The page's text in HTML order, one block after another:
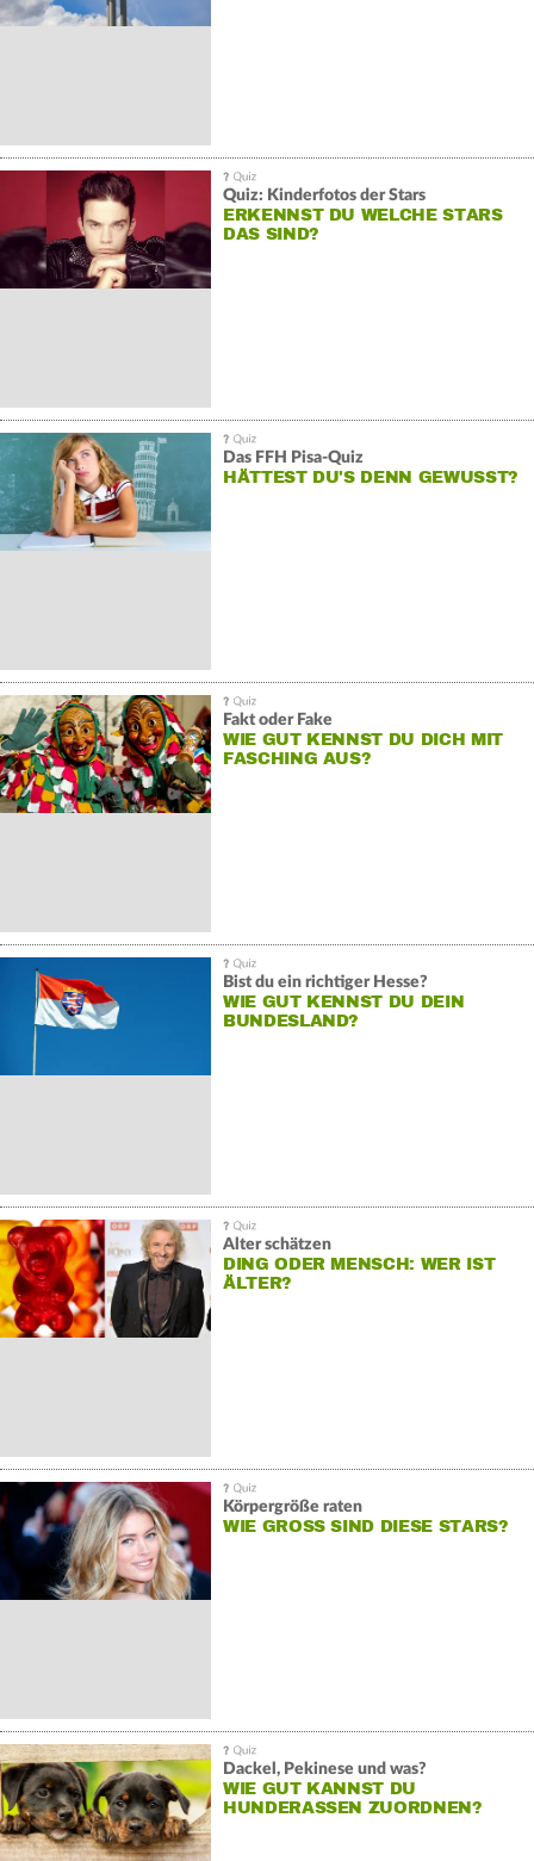
Quiz: Kinderfotos der Stars
ERKENNST DU WELCHE STARS
DAS SIND?
Das FFH Pisa-Quiz
HÄTTEST DU'S DENN GEWUSST?
Fakt oder Fake
WIE GUT KENNST DU DICH MIT
FASCHING AUS?
Bist du ein richtiger Hesse?
WIE GUT KENNST DU DEIN
BUNDESLAND?
Alter schätzen
DING ODER MENSCH: WER IST
ÄLTER?
Körpergröße raten
WIE GROSS SIND DIESE STARS?
Dackel, Pekinese und was?
WIE GUT KANNST DU
HUNDERASSEN ZUORDNEN?